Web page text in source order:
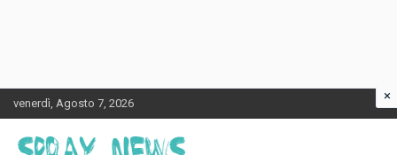
to
content
venerdì, Agosto 7, 2026 ×